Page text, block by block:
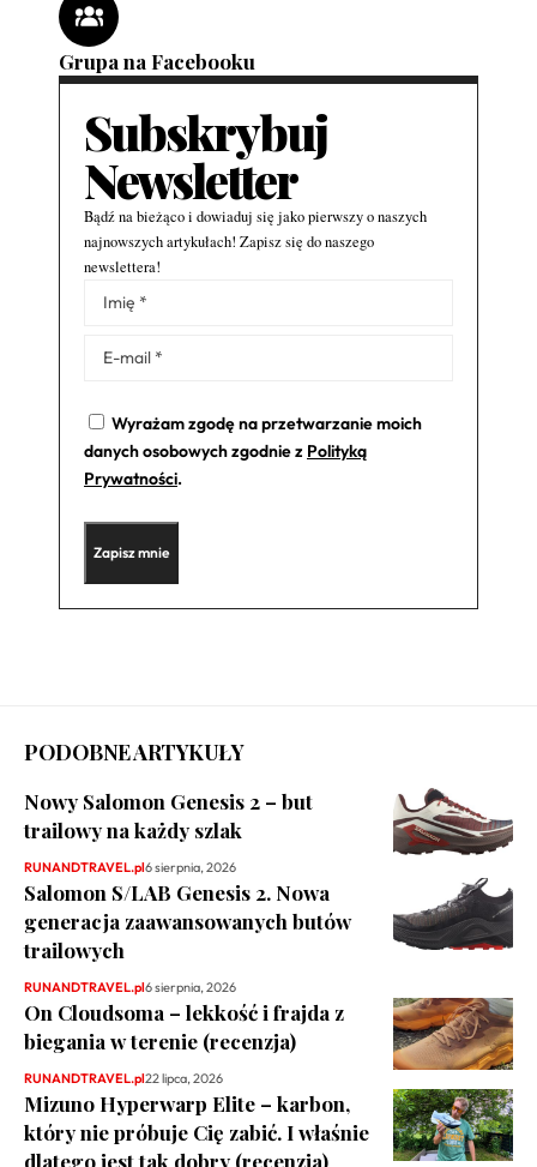
Grupa na Facebooku
Subskrybuj
Newsletter
Bądź na bieżąco i dowiaduj się jako pierwszy o naszych
najnowszych artykułach! Zapisz się do naszego
newslettera!
Wyrażam zgodę na przetwarzanie moich
danych osobowych zgodnie z Polityką
Prywatności.
Alternative:
PODOBNE ARTYKUŁY
Nowy Salomon Genesis 2 – but
trailowy na każdy szlak
RUNANDTRAVEL.pl6 sierpnia, 2026
Salomon S/LAB Genesis 2. Nowa
generacja zaawansowanych butów
trailowych
RUNANDTRAVEL.pl6 sierpnia, 2026
On Cloudsoma – lekkość i frajda z
biegania w terenie (recenzja)
RUNANDTRAVEL.pl22 lipca, 2026
Mizuno Hyperwarp Elite – karbon,
który nie próbuje Cię zabić. I właśnie
dlatego jest tak dobry (recenzja)